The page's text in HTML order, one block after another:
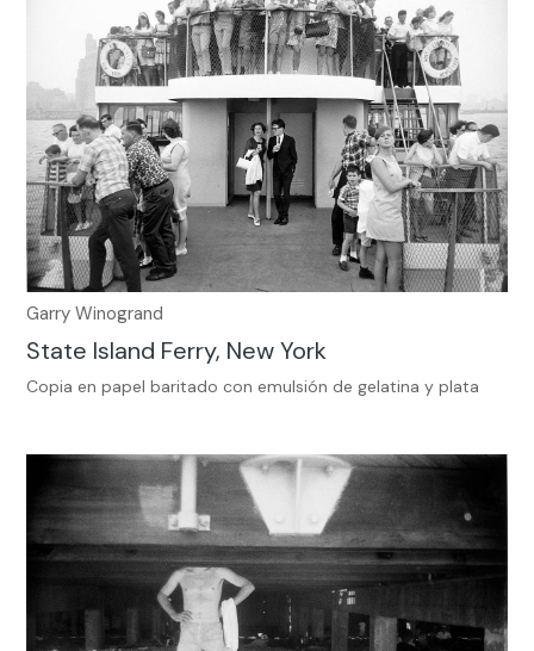
Garry Winogrand
State Island Ferry, New York
Copia en papel baritado con emulsión de gelatina y plata